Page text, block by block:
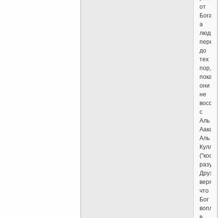
от
Бога,
а
люди
до
тех
пор,
пока
они
не
с
Аль
Аакал
Аль
Кулли
Друзы
верят,
что
Бог